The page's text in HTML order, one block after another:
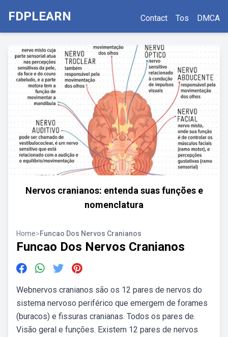
FDPLEARN Contact Tos DMCA
Nervos cranianos: entenda suas funções e
nomenclatura
Home>Funcao Dos Nervos Cranianos
Funcao Dos Nervos Cranianos
Webnervos cranianos são os 12 pares de nervos do
sistema nervoso periférico que emergem de forames
(buracos) e fissuras cranianas. Todos os pares de.
Visão geral e funções. Existem 12 pares de nervos